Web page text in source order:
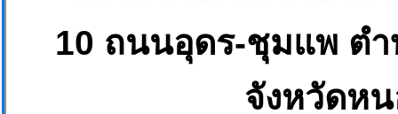
10 ถนนอุดร-ชุมแพ ตำ
จังหวัดห